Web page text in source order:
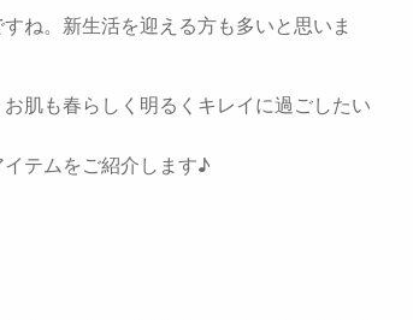
ね。新生活を迎える方も多いと思いま
肌も春らしく明るくキレイに過ごしたい
テムをご紹介します♪